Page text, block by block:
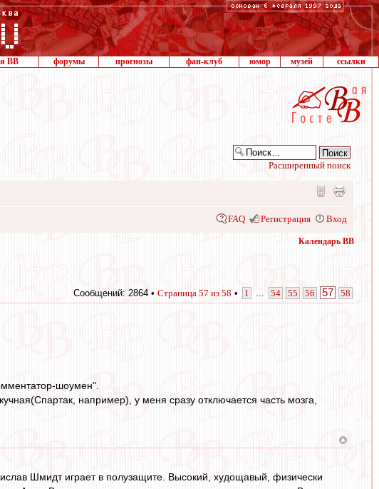
ВВ форумы прогнозы фан-клуб юмор музей ссылки
Расширенный поиск
FAQ Регистрация Вход
Календарь ВВ
Сообщений: 2864 • Страница 57 из 58 • 1 54 55 56 57 58
шоумен".
например), у меня сразу отключается часть мозга,
Шмидт играет в полузащите. Высокий, худощавый, физически